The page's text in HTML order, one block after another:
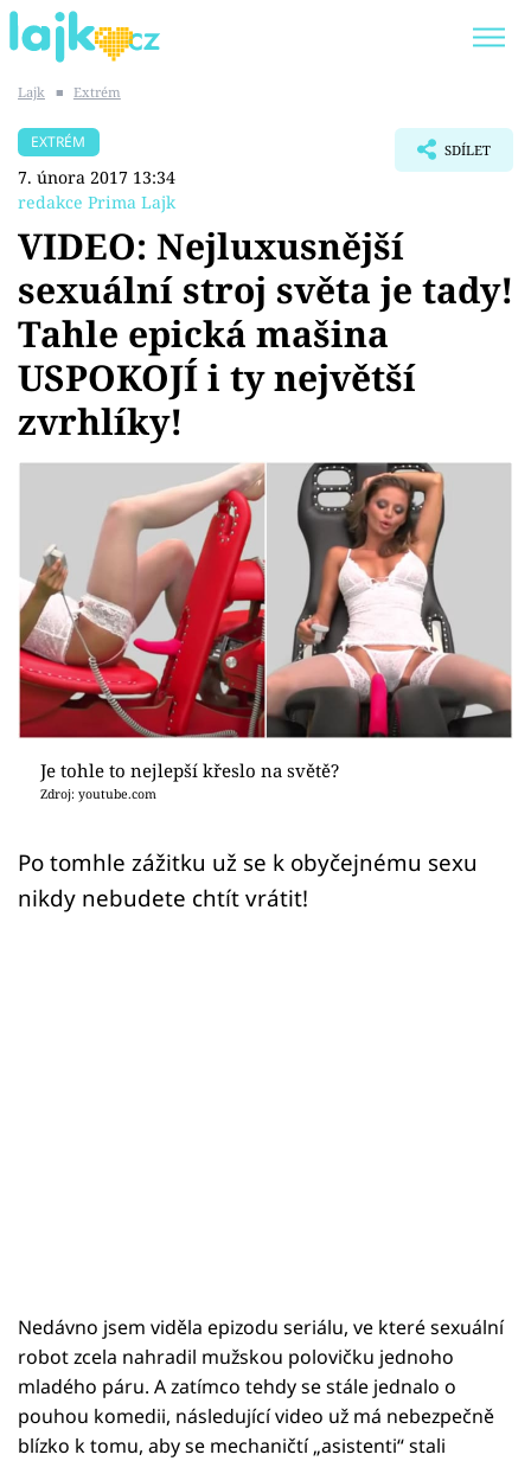
SHOPAHOLICADEL
Témata
Showbyznys
Youtubeři
Sex a vztahy
Videa
Sledujte prima+
Přihlášení
Lajk ■ Extrém
EXTRÉM
7. února 2017 13:34
redakce Prima Lajk
SDÍLET
VIDEO: Nejluxusnější
sexuální stroj světa je tady!
Tahle epická mašina
USPOKOJÍ i ty největší
zvrhlíky!
Je tohle to nejlepší křeslo na světě?
Zdroj: youtube.com
Po tomhle zážitku už se k obyčejnému sexu
nikdy nebudete chtít vrátit!
Nedávno jsem viděla epizodu seriálu, ve které sexuální
robot zcela nahradil mužskou polovičku jednoho
mladého páru. A zatímco tehdy se stále jednalo o
pouhou komedii, následující video už má nebezpečně
blízko k tomu, aby se mechaničtí „asistenti“ stali